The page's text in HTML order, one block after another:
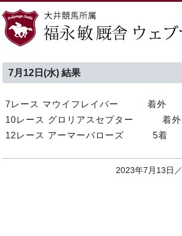
7月12日(水) 結果
7レース マウイフレイバー 着外
10レース グロリアスセプター 着外
12レース アーマーバローズ 5着
2023年7月13日／